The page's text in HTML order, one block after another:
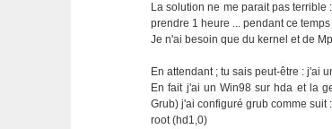
La solution ne me parait pas
prendre 1 heure ... pendant ce
Je n'ai besoin que du kernel et de
En attendant ; tu sais peut-être : j'ai
En fait j'ai un Win98 sur hda et la
Grub) j'ai configuré grub comme suit :
root (hd1,0)